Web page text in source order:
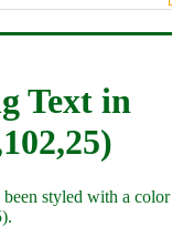
,25));
borderColor"
Text in rgb(0,102,25)